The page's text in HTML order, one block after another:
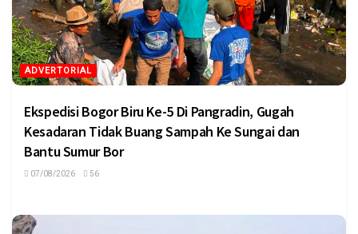
ADVERTORIAL
Ekspedisi Bogor Biru Ke-5 Di Pangradin, Gugah
Kesadaran Tidak Buang Sampah Ke Sungai dan
Bantu Sumur Bor
07/08/2026 56